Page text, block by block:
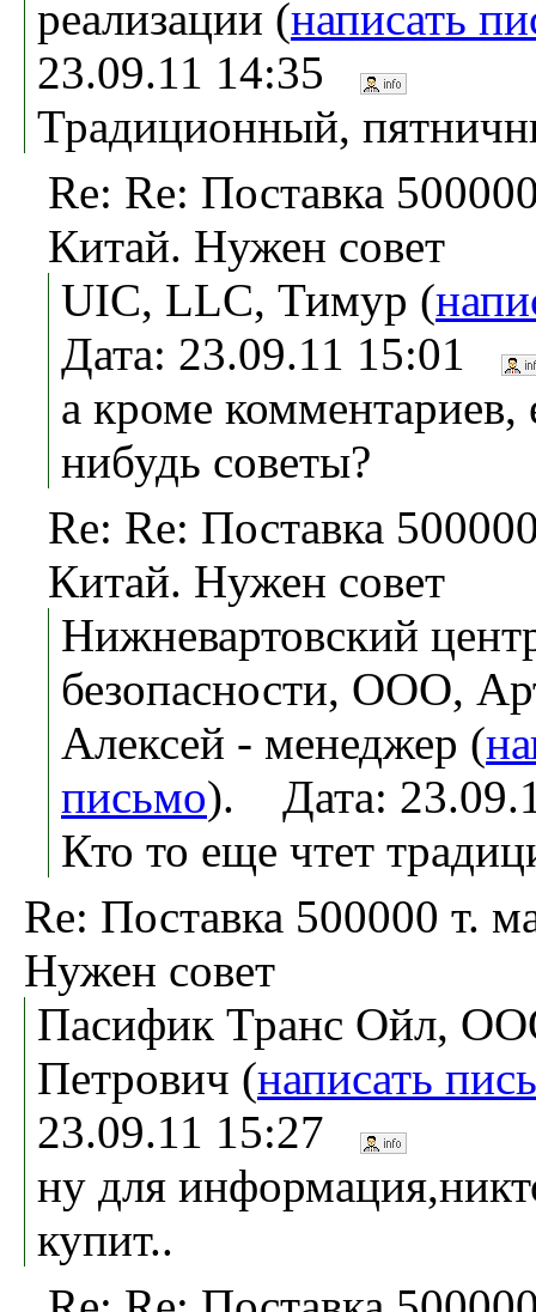
реализации (написать
23.09.11 14:35
Традиционный,
Re: Re: Поставка
Китай. Нужен совет
UIC, LLC, Тимур (
Дата: 23.09.11 15:01
а кроме комментариев,
нибудь советы?
Re: Re: Поставка
Китай. Нужен совет
Нижневартовский
безопасности, ООО,
Алексей - менеджер (
письмо). Дата:
Кто то еще чтет
Re: Поставка 500000 т.
Нужен совет
Пасифик Транс Ойл,
Петрович (написать
23.09.11 15:27
ну для
купит..